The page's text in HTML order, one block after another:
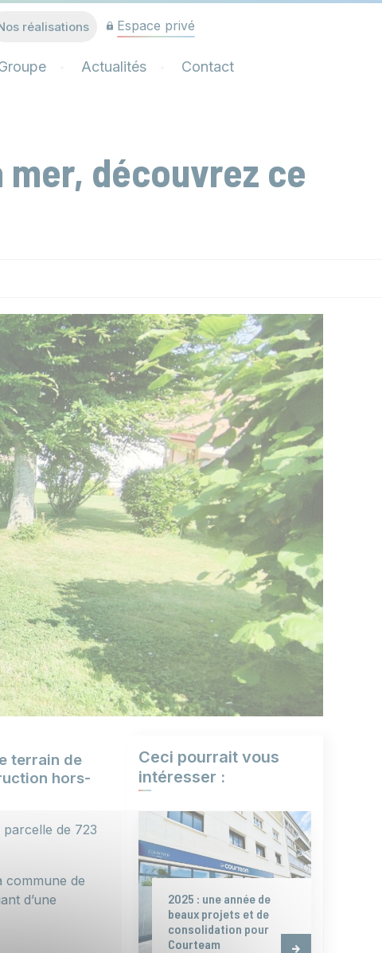
réalisations Espace privé
Actualités Contact
découvrez ce
terrain de
hors-
de 723
commune de
d’une
Ceci pourrait vous
intéresser :
2025 : une année de
beaux projets et de
consolidation pour
Courteam